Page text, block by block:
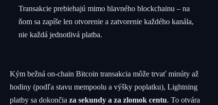
Transakcie prebiehajú mimo hlavného blockchainu – na
ňom sa zapíše len otvorenie a zatvorenie každého kanála,
nie každá jednotlivá platba.
Kým bežná on-chain Bitcoin transakcia môže trvať minúty až
hodiny (podľa stavu mempoolu a výšky poplatku), Lightning
platby sa dokončia za sekundy a za zlomok centu. To otvára